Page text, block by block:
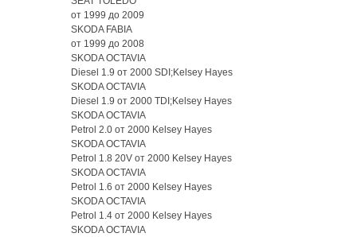
от 1999 до 2009
SKODA FABIA
от 1999 до 2008
SKODA OCTAVIA
Diesel 1.9 от 2000 SDI;Kelsey Hayes
SKODA OCTAVIA
Diesel 1.9 от 2000 TDI;Kelsey Hayes
SKODA OCTAVIA
Petrol 2.0 от 2000 Kelsey Hayes
SKODA OCTAVIA
Petrol 1.8 20V от 2000 Kelsey Hayes
SKODA OCTAVIA
Petrol 1.6 от 2000 Kelsey Hayes
SKODA OCTAVIA
Petrol 1.4 от 2000 Kelsey Hayes
SKODA OCTAVIA